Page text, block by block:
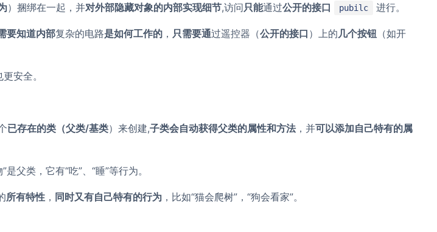
）捆绑在一起，并对外部隐藏对象的内部实现细节,访问只能通过公开的接口 pubilc 进行。
要知道内部复杂的电路是如何工作的 ， 只需要通过遥控器（公开的接口 ）上的几个按钮 （如开
安全。
已存在的类（父类/基类）来创建,子类会自动获得父类的属性和方法 ，并可以添加自己特有的属
父类，它有“吃”、“睡”等行为。
所有特性 ， 同时又有自己特有的行为 ，比如“猫会爬树”，“狗会看家”。